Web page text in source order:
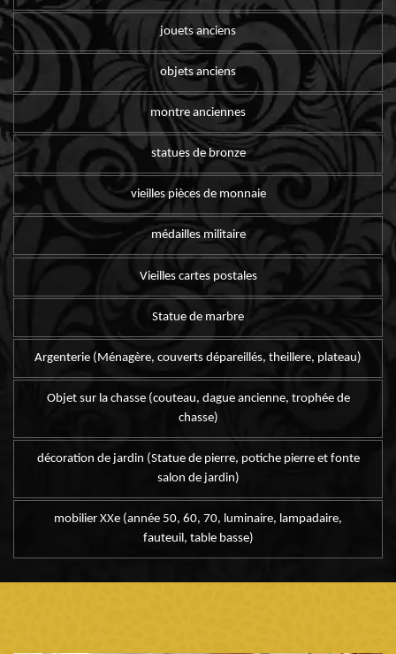
jouets anciens
objets anciens
montre anciennes
statues de bronze
vieilles pièces de monnaie
médailles militaire
Vieilles cartes postales
Statue de marbre
Argenterie (Ménagère, couverts dépareillés, theillere, plateau)
Objet sur la chasse (couteau, dague ancienne, trophée de
chasse)
décoration de jardin (Statue de pierre, potiche pierre et fonte
salon de jardin)
mobilier XXe (année 50, 60, 70, luminaire, lampadaire,
fauteuil, table basse)